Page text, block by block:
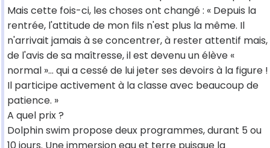
Mais cette fois-ci, les choses ont changé : « Depuis la
rentrée, l'attitude de mon fils n'est plus la même. Il
n'arrivait jamais à se concentrer, à rester attentif mais,
de l'avis de sa maîtresse, il est devenu un élève «
normal »… qui a cessé de lui jeter ses devoirs à la figure !
Il participe activement à la classe avec beaucoup de
patience. »
A quel prix ?
Dolphin swim propose deux programmes, durant 5 ou